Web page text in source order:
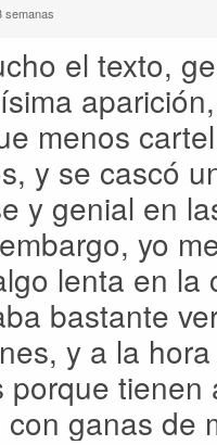
semanas
el texto,
menos
y se cascó
y genial en
yo
lenta en
bastante
y a la
ganas de